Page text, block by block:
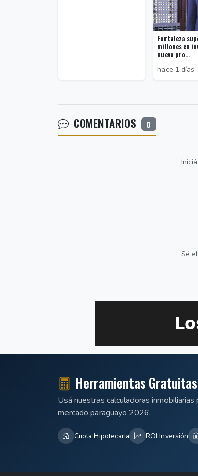
Fortaleza
millones en
nuevo pro...
hace 1 días
COMENTARIOS 0
Sé
Herramientas
Usá nuestras calculadoras
mercado paraguayo 2026.
Cuota Hipotecaria ROI Inversión